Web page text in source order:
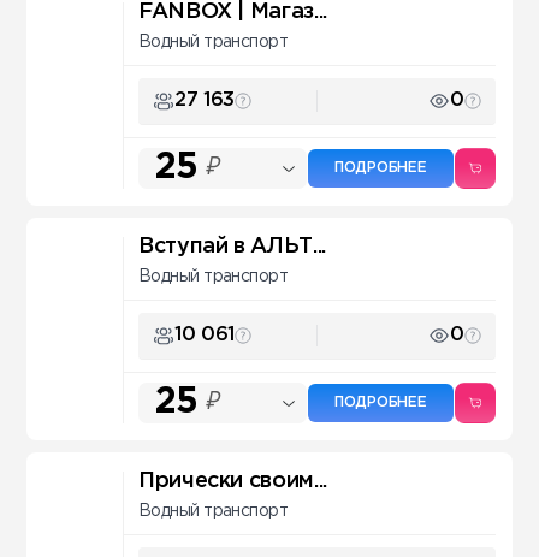
FANBOX | Магаз...
Водный транспорт
27 163 0
25 ₽ ПОДРОБНЕЕ
Вступай в АЛЬТ...
Водный транспорт
10 061 0
25 ₽ ПОДРОБНЕЕ
Прически своим...
Водный транспорт